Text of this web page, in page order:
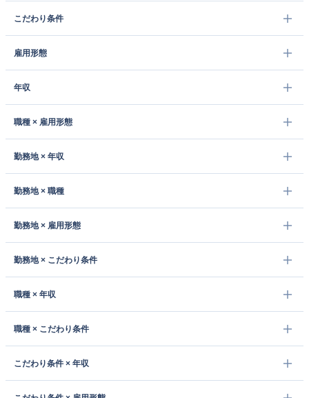
こだわり条件
雇用形態
年収
職種 × 雇用形態
勤務地 × 年収
勤務地 × 職種
勤務地 × 雇用形態
勤務地 × こだわり条件
職種 × 年収
職種 × こだわり条件
こだわり条件 × 年収